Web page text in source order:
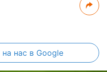
на нас в Google